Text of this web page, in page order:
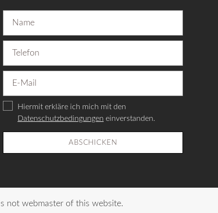
Hiermit erkläre ich mich mit den
Datenschutzbedingungen einverstanden.
ABSCHICKEN
not webmaster of this website.